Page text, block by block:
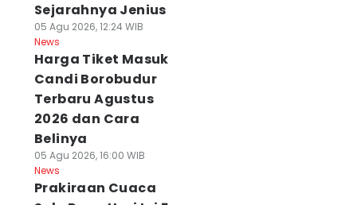
Sejarahnya Jenius
05 Agu 2026, 12:24 WIB
News
Harga Tiket Masuk
Candi Borobudur
Terbaru Agustus
2026 dan Cara
Belinya
05 Agu 2026, 16:00 WIB
News
Prakiraan Cuaca